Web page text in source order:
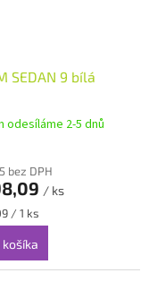
SEDAN 9 bílá
odesíláme 2-5 dnů
bez DPH
/ ks
/ 1 ks
košíka